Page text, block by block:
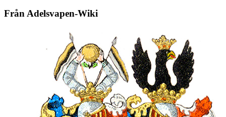
Från Adelsvapen-Wiki